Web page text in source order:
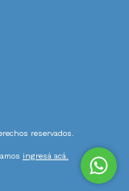
reservados.
ingresá acá.